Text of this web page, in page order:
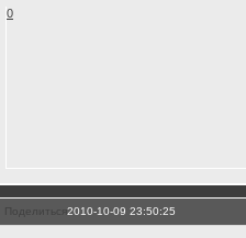
0
Поделиться2010-10-09 23:50:25